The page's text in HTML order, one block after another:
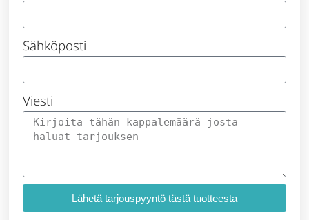
Sähköposti
Viesti
Lähetä tarjouspyyntö tästä tuotteesta